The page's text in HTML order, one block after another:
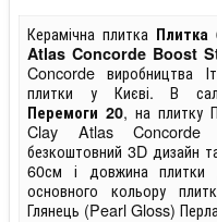
Керамічна плитка
Atlas Concorde Boost
Concorde виробництва
плитки у Києві. В
Перемоги 20, на плитку
Clay Atlas Concorde
безкоштовний 3D дизайн
60см і довжина плитки
основного кольору
Глянець (Pearl Gloss)